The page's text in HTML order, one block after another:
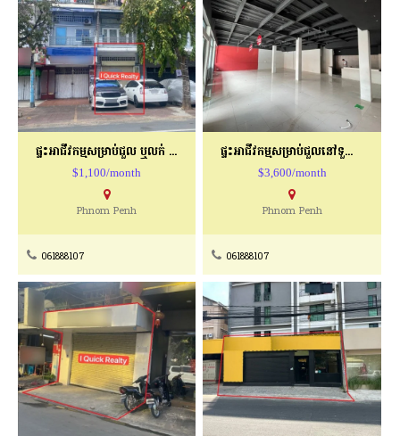
ផ្ទះអាជីវកម្មសម្រាប់ជួល ឬលក់ នៅផ្លូវមុន្នីវង្ស
$1,100/month
Phnom Penh
061888107
ផ្ទះអាជីវកម្មសម្រាប់ជួលនៅទួលទំពូង
$3,600/month
Phnom Penh
061888107